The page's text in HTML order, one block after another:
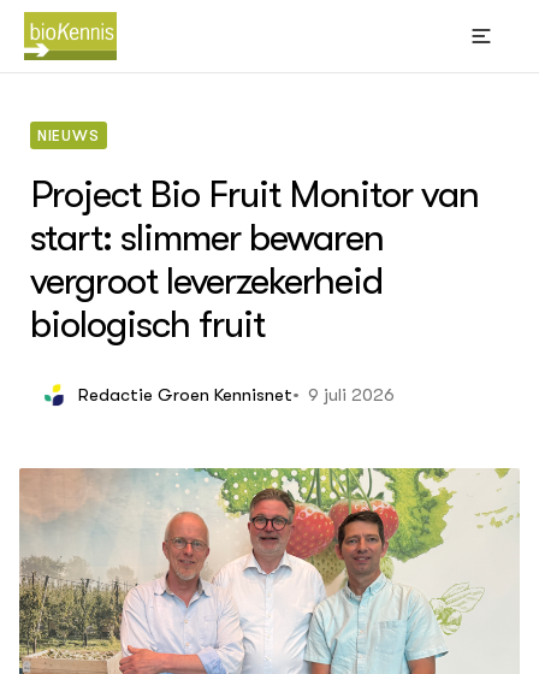
BIOKENNIS
Thema's
Leren
ACTUEEL
Agenda
Over ons
NIEUWS
Project Bio Fruit Monitor van
start: slimmer bewaren
vergroot leverzekerheid
biologisch fruit
Redactie Groen Kennisnet 9 juli 2026